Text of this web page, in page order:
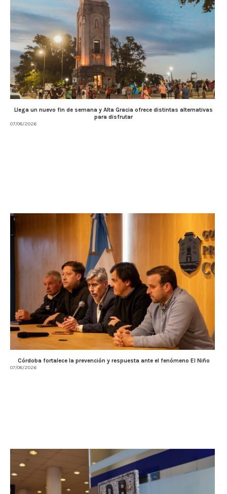
Llega un nuevo fin de semana y Alta Gracia ofrece distintas alternativas
para disfrutar
07/08/2026
Córdoba fortalece la prevención y respuesta ante el fenómeno El Niño
07/08/2026